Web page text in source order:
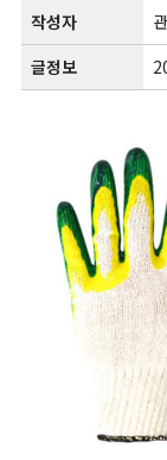
작성자
글정보